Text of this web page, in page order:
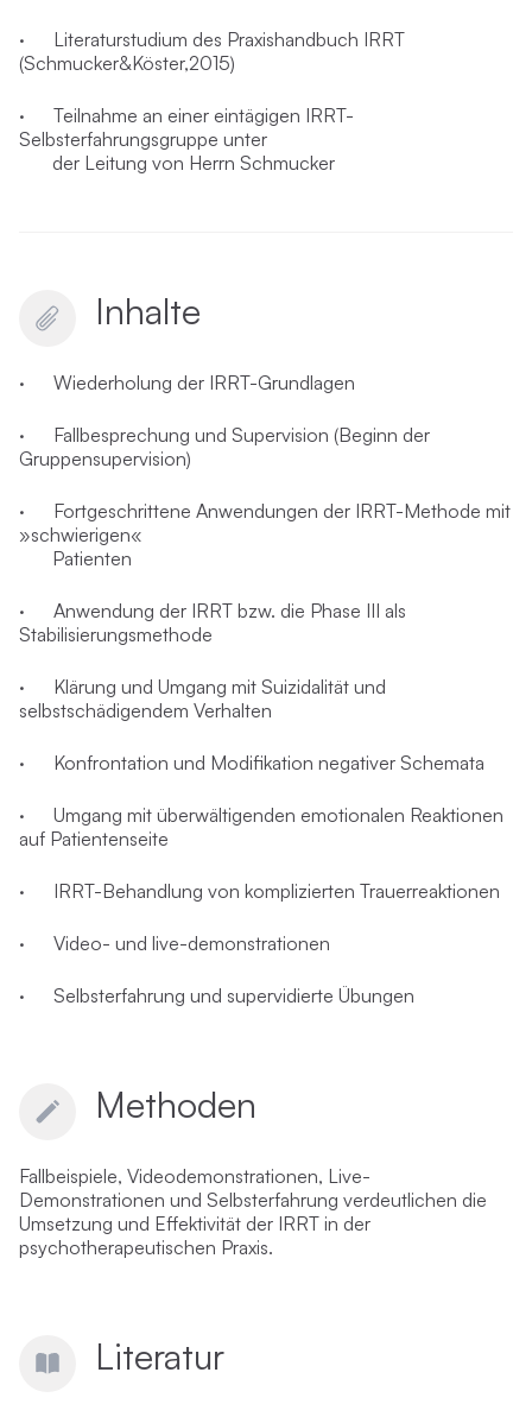
· Literaturstudium des Praxishandbuch IRRT
(Schmucker&Köster,2015)
· Teilnahme an einer eintägigen IRRT-
Selbsterfahrungsgruppe unter
der Leitung von Herrn Schmucker
Inhalte
· Wiederholung der IRRT-Grundlagen
· Fallbesprechung und Supervision (Beginn der
Gruppensupervision)
· Fortgeschrittene Anwendungen der IRRT-Methode mit
»schwierigen«
Patienten
· Anwendung der IRRT bzw. die Phase III als
Stabilisierungsmethode
· Klärung und Umgang mit Suizidalität und
selbstschädigendem Verhalten
· Konfrontation und Modifikation negativer Schemata
· Umgang mit überwältigenden emotionalen Reaktionen
auf Patientenseite
· IRRT-Behandlung von komplizierten Trauerreaktionen
· Video- und live-demonstrationen
· Selbsterfahrung und supervidierte Übungen
Methoden
Fallbeispiele, Videodemonstrationen, Live-
Demonstrationen und Selbsterfahrung verdeutlichen die
Umsetzung und Effektivität der IRRT in der
psychotherapeutischen Praxis.
Literatur